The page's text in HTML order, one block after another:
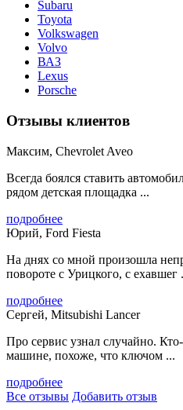
Subaru
Toyota
Volkswagen
Volvo
ВАЗ
Lexus
Porsche
Отзывы клиентов
Максим, Chevrolet Aveo
Всегда боялся ставить
рядом детская площадка ...
подробнее
Юрий, Ford Fiesta
На днях со мной произошла
повороте с Урицкого, с ехавшег
подробнее
Сергей, Mitsubishi Lancer
Про сервис узнал случайно.
машине, похоже, что ключом ...
подробнее
Все отзывы Добавить отзыв